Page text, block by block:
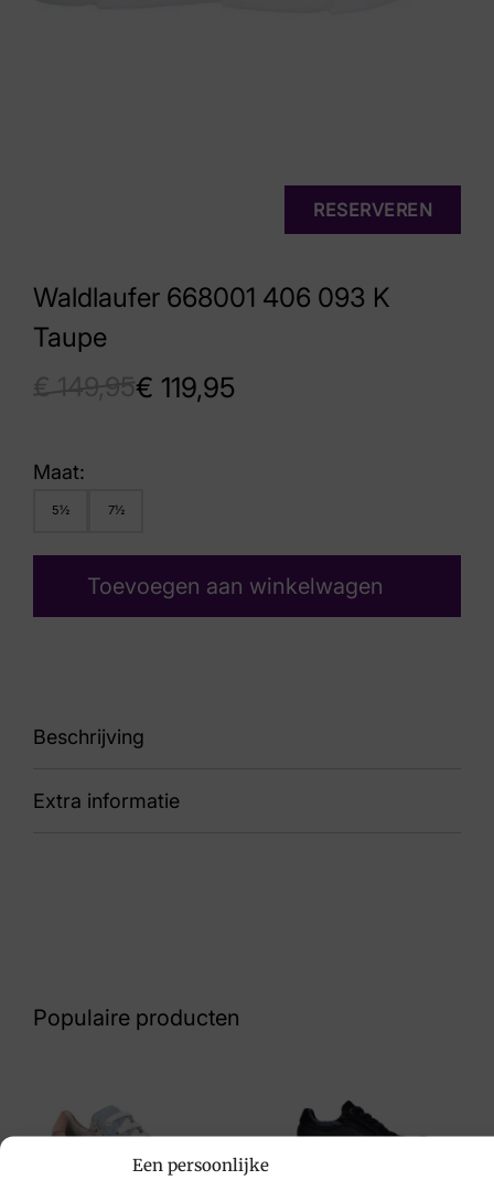
Een persoonlijke
Waldlaufer 668001 406 093 K
Taupe
€ 119,95
RESERVEREN
Maat:
5½ 7½
Toevoegen aan winkelwagen
Beschrijving
89 668001 406 093 K
Extra informatie
Merk
Waldlaufer
Populaire producten